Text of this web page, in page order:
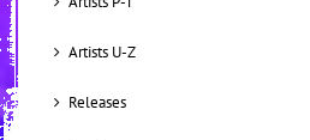
Artists U-Z
Releases